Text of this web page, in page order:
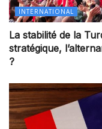
INTERNATIONAL
La stabilité de la
stratégique,
?